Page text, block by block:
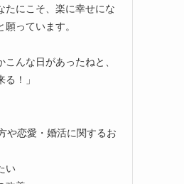
たにこそ、楽に幸せにな
っています。
んな日があったねと、
！」
や恋愛・婚活に関するお
い